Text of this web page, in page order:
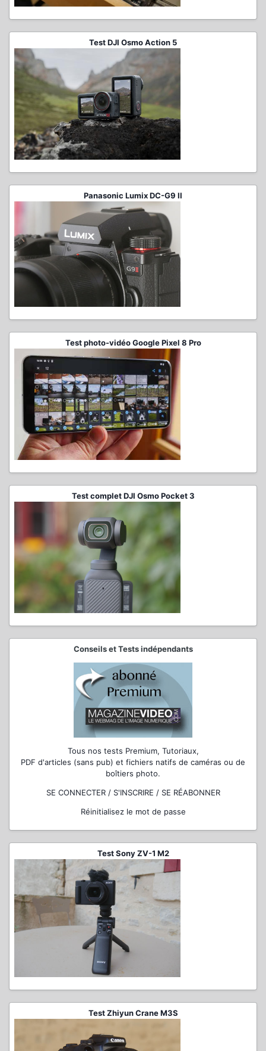
Test DJI Osmo Action 5
Panasonic Lumix DC-G9 II
Test photo-vidéo Google Pixel 8 Pro
Test complet DJI Osmo Pocket 3
Conseils et Tests indépendants
Tous nos tests Premium, Tutoriaux,
PDF d'articles (sans pub) et fichiers natifs de caméras ou de
boîtiers photo.
SE CONNECTER / S'INSCRIRE / SE RÉABONNER
Réinitialisez le mot de passe
Test Sony ZV-1 M2
Test Zhiyun Crane M3S